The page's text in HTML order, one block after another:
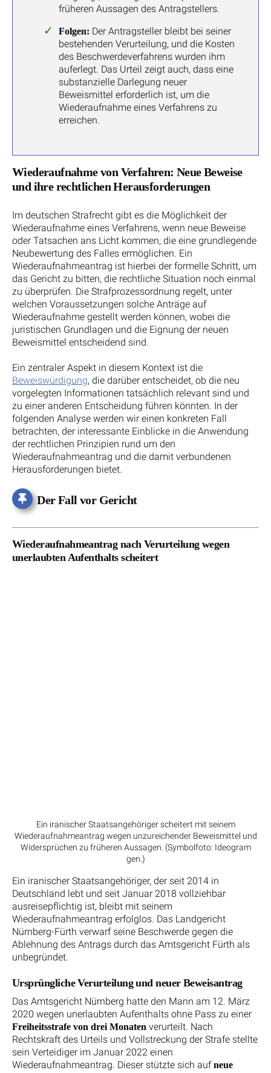
früheren Aussagen des Antragstellers.
Folgen: Der Antragsteller bleibt bei seiner
bestehenden Verurteilung, und die Kosten
des Beschwerdeverfahrens wurden ihm
auferlegt. Das Urteil zeigt auch, dass eine
substanzielle Darlegung neuer
Beweismittel erforderlich ist, um die
Wiederaufnahme eines Verfahrens zu
erreichen.
Wiederaufnahme von Verfahren: Neue Beweise
und ihre rechtlichen Herausforderungen
Im deutschen Strafrecht gibt es die Möglichkeit der
Wiederaufnahme eines Verfahrens, wenn neue Beweise
oder Tatsachen ans Licht kommen, die eine grundlegende
Neubewertung des Falles ermöglichen. Ein
Wiederaufnahmeantrag ist hierbei der formelle Schritt, um
das Gericht zu bitten, die rechtliche Situation noch einmal
zu überprüfen. Die Strafprozessordnung regelt, unter
welchen Voraussetzungen solche Anträge auf
Wiederaufnahme gestellt werden können, wobei die
juristischen Grundlagen und die Eignung der neuen
Beweismittel entscheidend sind.
Ein zentraler Aspekt in diesem Kontext ist die
Beweiswürdigung, die darüber entscheidet, ob die neu
vorgelegten Informationen tatsächlich relevant sind und
zu einer anderen Entscheidung führen könnten. In der
folgenden Analyse werden wir einen konkreten Fall
betrachten, der interessante Einblicke in die Anwendung
der rechtlichen Prinzipien rund um den
Wiederaufnahmeantrag und die damit verbundenen
Herausforderungen bietet.
Der Fall vor Gericht
Wiederaufnahmeantrag nach Verurteilung wegen
unerlaubten Aufenthalts scheitert
Ein iranischer Staatsangehöriger scheitert mit seinem
Wiederaufnahmeantrag wegen unzureichender Beweismittel und
Widersprüchen zu früheren Aussagen. (Symbolfoto: Ideogram
gen.)
Ein iranischer Staatsangehöriger, der seit 2014 in
Deutschland lebt und seit Januar 2018 vollziehbar
ausreisepflichtig ist, bleibt mit seinem
Wiederaufnahmeantrag erfolglos. Das Landgericht
Nürnberg-Fürth verwarf seine Beschwerde gegen die
Ablehnung des Antrags durch das Amtsgericht Fürth als
unbegründet.
Ursprüngliche Verurteilung und neuer Beweisantrag
Das Amtsgericht Nürnberg hatte den Mann am 12. März
2020 wegen unerlaubten Aufenthalts ohne Pass zu einer
Freiheitsstrafe von drei Monaten verurteilt. Nach
Rechtskraft des Urteils und Vollstreckung der Strafe stellte
sein Verteidiger im Januar 2022 einen
Wiederaufnahmeantrag. Dieser stützte sich aufneue